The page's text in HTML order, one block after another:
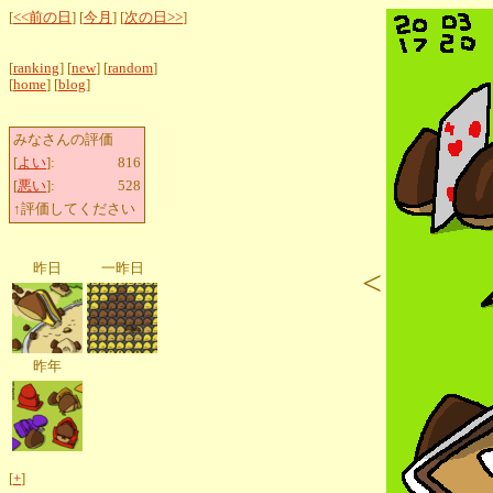
[<<前の日 ] [今月 ] [次の日>>]
[ranking] [new] [random]
[home] [blog]
みなさんの評価
[よい]:
816
[悪い]:
528
↑評価してください
昨日 一昨日
昨年
[+]
<